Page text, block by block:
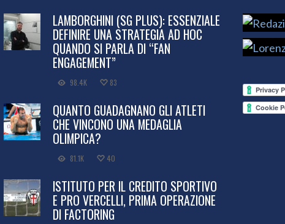
LAMBORGHINI (SG PLUS): ESSENZIALE
DEFINIRE UNA STRATEGIA AD HOC
QUANDO SI PARLA DI “FAN
ENGAGEMENT”
98.4K 83
QUANTO GUADAGNANO GLI ATLETI
CHE VINCONO UNA MEDAGLIA
OLIMPICA?
81.1K 40
ISTITUTO PER IL CREDITO SPORTIVO
E PRO VERCELLI, PRIMA OPERAZIONE
DI FACTORING